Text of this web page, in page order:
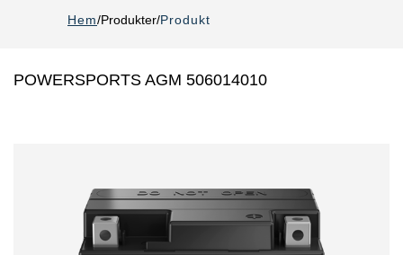
Hem Produkter Produkt
POWERSPORTS AGM 506014010